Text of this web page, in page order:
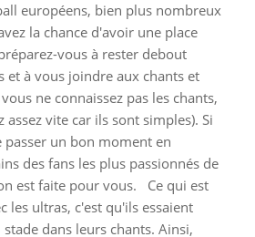
européens, bien plus nombreux
la chance d'avoir une place
vous à rester debout
et à vous joindre aux chants et
ne connaissez pas les chants,
assez vite car ils sont simples). Si
un bon moment en
des fans les plus passionnés de
est faite pour vous.
Ce qui est
les ultras, c'est qu'ils essaient
dans leurs chants. Ainsi,